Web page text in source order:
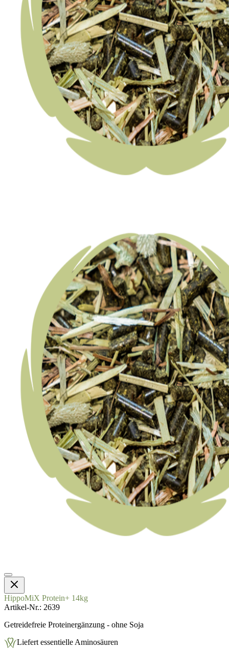
HippoMiX Protein+ 14kg
Artikel-Nr. 2639
Getreidefreie Proteinergänzung - ohne Soja
Liefert essentielle Aminosäuren